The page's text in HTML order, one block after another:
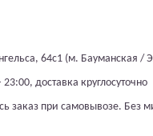
64с1 (м. Бауманская /
доставка круглосуточно
заказ при самовывозе. Без